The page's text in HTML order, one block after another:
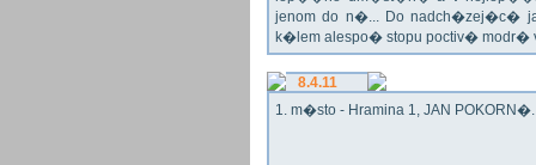
jenom do n�... Do nadch�zej�c�
k�lem alespo� stopu poctiv�
8.4.11
1. m�sto - Hramina 1, JAN